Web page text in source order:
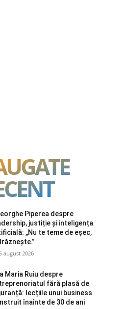
Piperea despre
justiție și inteligența
„Nu te teme de eșec,
5 august 2026
Maria Ruiu despre
fără plasă de
lecțiile unui business
înainte de 30 de ani